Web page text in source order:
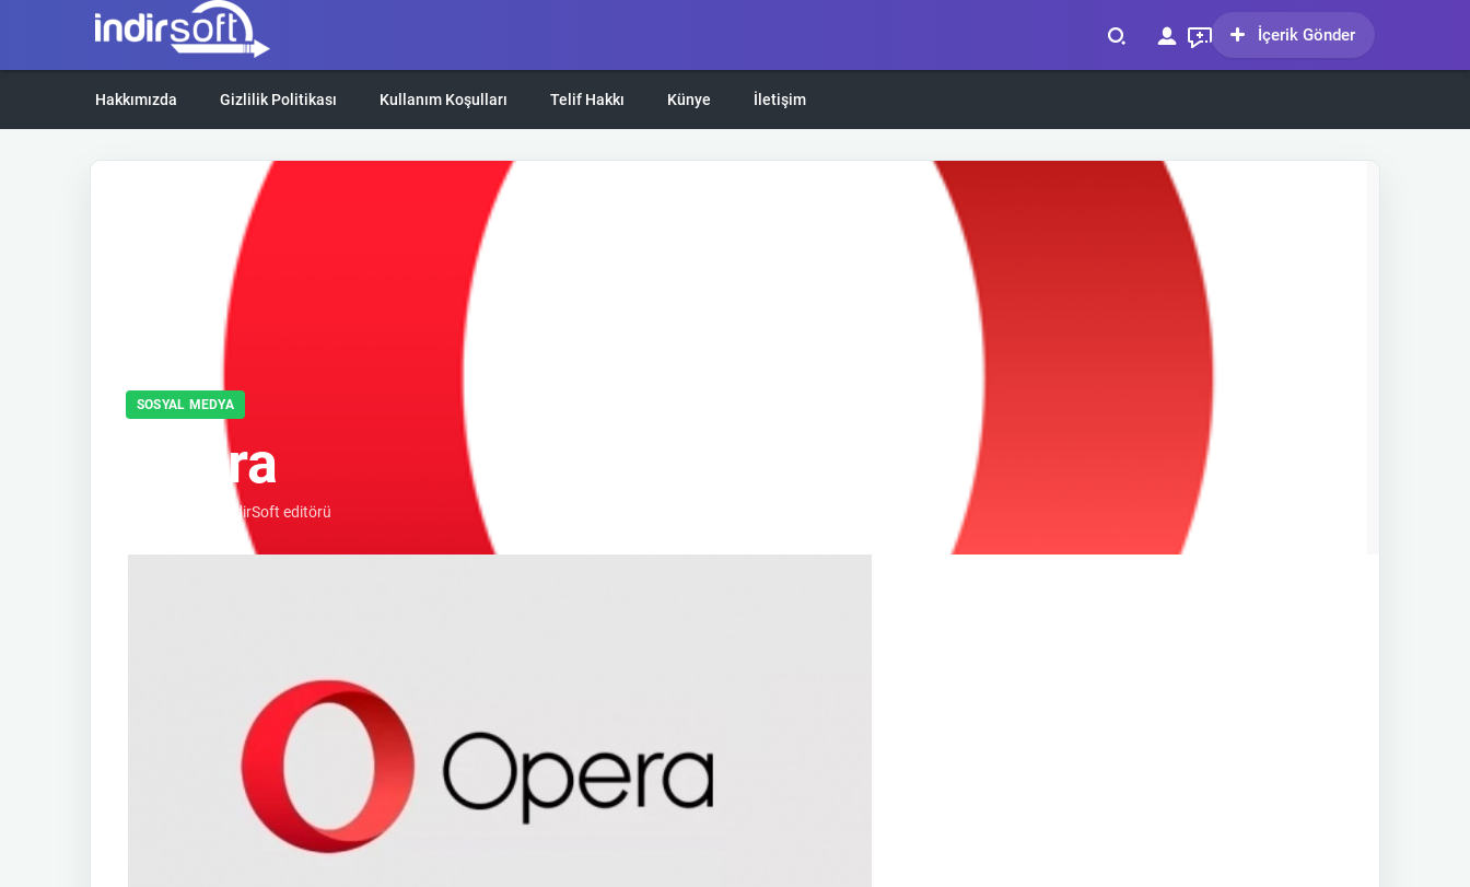
İçerik Gönder
Hakkımızda Gizlilik Politikası Kullanım Koşulları Telif Hakkı Künye İletişim
SOSYAL MEDYA
Opera
09/04/2022 • İndirSoft editörü